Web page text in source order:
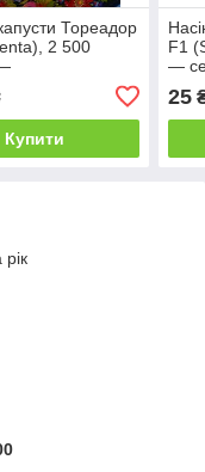
Тореадор
2 500
білокачанна
Купити
F1
—
25